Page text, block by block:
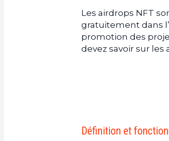
c.
Conditions de
2. Ce qu’il faut
a.Définition et
b.
4. Conclusion
Les airdrops NFT
gratuitement dans
promotion des
devez savoir sur les
Définition et